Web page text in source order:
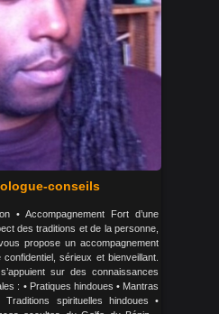
conseils
• Accompagnement Fort d’une
des traditions et de la personne,
propose un accompagnement
sérieux et bienveillant.
sur des connaissances
: • Pratiques hindoues • Mantras
spirituelles hindoues •